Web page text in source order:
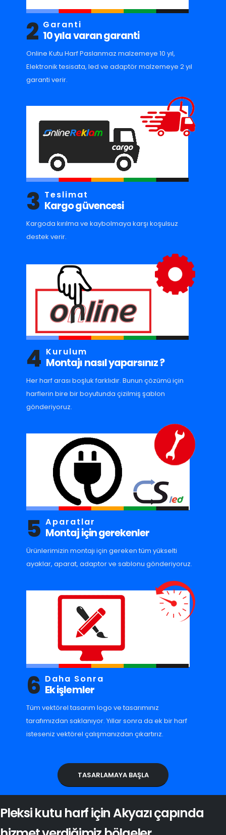
2 Garanti
10 yıla varan garanti
Online Kutu Harf Paslanmaz malzemeye 10 yıl,
Elektronik tesisata, led ve adaptör malzemeye 2 yıl
garanti verir.
3 Teslimat
Kargo güvencesi
Kargoda kırılma ve kaybolmaya karşı koşulsuz
destek verir.
4 Kurulum
Montajı nasıl yaparsınız ?
Her harf arası boşluk farklıdır. Bunun çözümü için
harflerin bire bir boyutunda çizilmiş şablon
gönderiyoruz.
5 Aparatlar
Montaj için gerekenler
Ürünlerimizin montajı için gereken tüm yükselti
ayaklar, aparat, adaptor ve sablonu gönderiyoruz.
6 Daha Sonra
Ek işlemler
Tüm vektörel tasarım logo ve tasarımınız
tarafımızdan saklanıyor. Yıllar sonra da ek bir harf
isteseniz vektörel çalışmanızdan çıkartırız.
TASARLAMAYA BAŞLA
Pleksi kutu harf için Akyazı çapında